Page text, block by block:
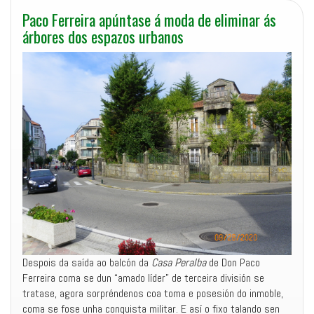
Paco Ferreira apúntase á moda de eliminar ás
árbores dos espazos urbanos
Despois da saída ao balcón da Casa Peralbade Don Paco
Ferreira coma se dun “amado líder” de terceira división se
tratase, agora sorpréndenos coa toma e posesión do inmoble,
coma se fose unha conquista militar. E así o fixo talando sen